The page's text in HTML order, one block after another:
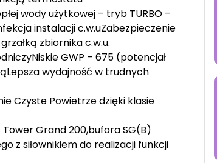
wody użytkowej – tryb TURBO –
instalacji c.w.uZabezpieczenie
zbiornika c.w.u.
GWP – 675 (potencjał
wydajność w trudnych
Czyste Powietrze dzięki klasie
Tower Grand 200,bufora SG(B)
z siłownikiem do realizacji funkcji